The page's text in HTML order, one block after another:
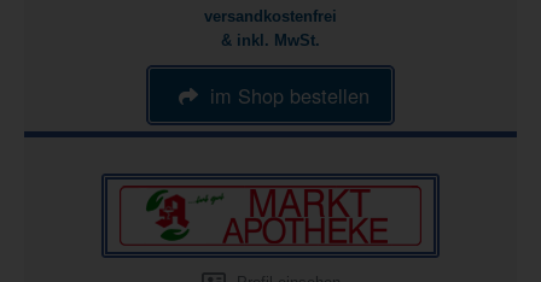
versandkostenfrei
& inkl. MwSt.
im Shop bestellen